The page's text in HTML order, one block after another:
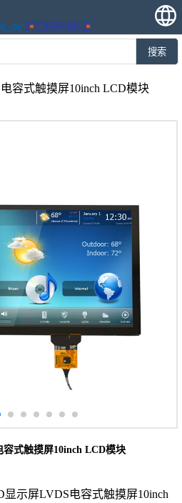
搜索
容式触摸屏10inch LCD模块
式触摸屏10inch LCD模块
显示屏LVDS电容式触摸屏10inch